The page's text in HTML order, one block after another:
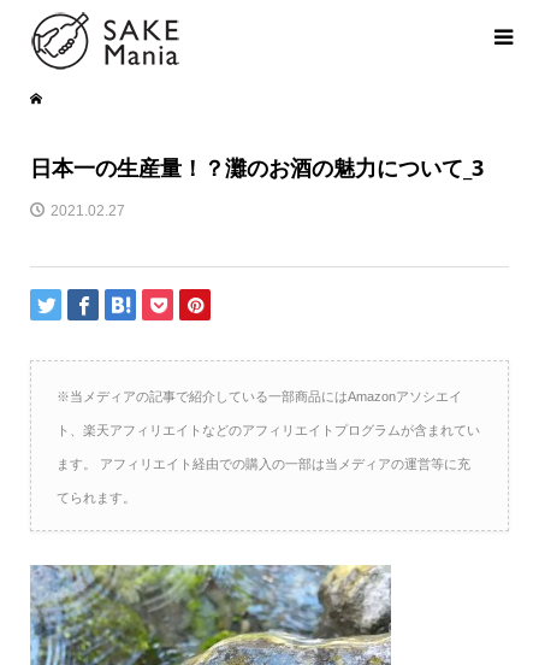
日本一の生産量！？灘のお酒の魅力について_3
2021.02.27
※当メディアの記事で紹介している一部商品にはAmazonアソシエイ
ト、楽天アフィリエイトなどのアフィリエイトプログラムが含まれてい
ます。 アフィリエイト経由での購入の一部は当メディアの運営等に充
てられます。